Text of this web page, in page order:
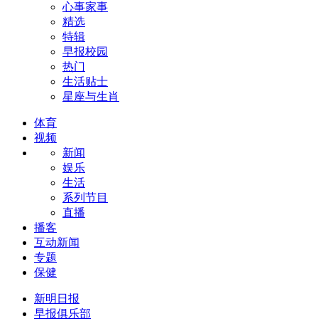
心事家事
精选
特辑
早报校园
热门
生活贴士
星座与生肖
体育
视频
新闻
娱乐
生活
系列节目
直播
播客
互动新闻
专题
保健
新明日报
早报俱乐部